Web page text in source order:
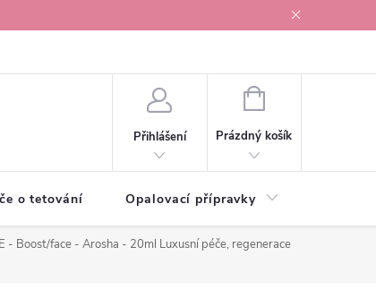
Přihlášení
NÁKUPNÍ
Prázdný košík
o tetování Opalovací přípravky
- Boost/face - Arosha - 20ml Luxusní péče, regenerace